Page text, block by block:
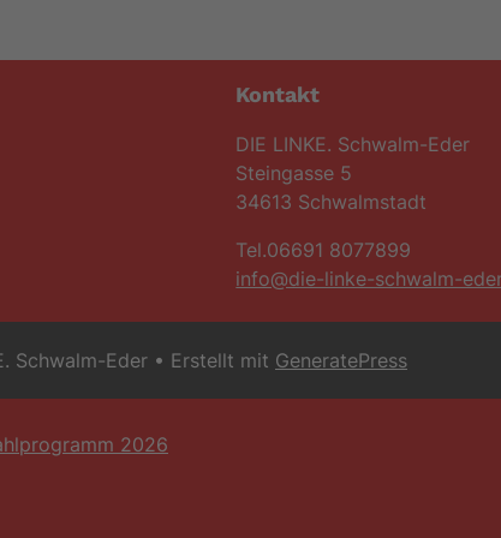
Kontakt
DIE LINKE. Schwalm-Eder
Steingasse 5
34613 Schwalmstadt
Tel.06691 8077899
info@die-linke-schwalm-
Schwalm-Eder • Erstellt mit GeneratePress
2026